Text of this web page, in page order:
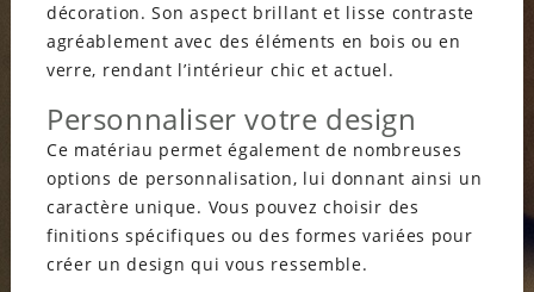
décoration. Son aspect brillant et lisse contraste
agréablement avec des éléments en bois ou en
verre, rendant l’intérieur chic et actuel.
Personnaliser votre design
Ce matériau permet également de nombreuses
options de personnalisation, lui donnant ainsi un
caractère unique. Vous pouvez choisir des
finitions spécifiques ou des formes variées pour
créer un design qui vous ressemble.